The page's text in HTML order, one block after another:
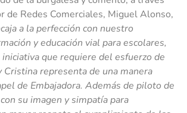
Redes Comerciales, Miguel Alonso,
a la perfección con nuestro
y educación vial para escolares,
iniciativa que requiere del esfuerzo de
representa de una manera
de Embajadora. Además de piloto de
su imagen y simpatía para